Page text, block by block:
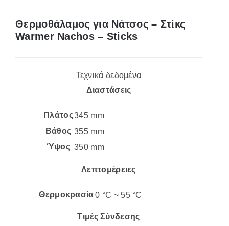
Θερμοθάλαμος για Νάτσος – Στίκς
Warmer Nachos – Sticks
Τεχνικά δεδομένα
Διαστάσεις
Πλάτος345 mm
Βάθος 355 mm
Ύψος 350 mm
Λεπτομέρειες
Θερμοκρασία0 °C ~ 55 °C
Τιμές Σύνδεσης